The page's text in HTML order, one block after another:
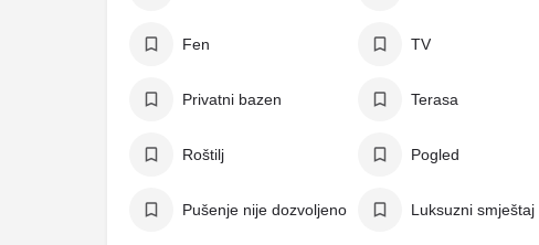
Fen TV
Privatni bazen Terasa
Roštilj Pogled
Pušenje nije dozvoljeno Luksuzni smještaj